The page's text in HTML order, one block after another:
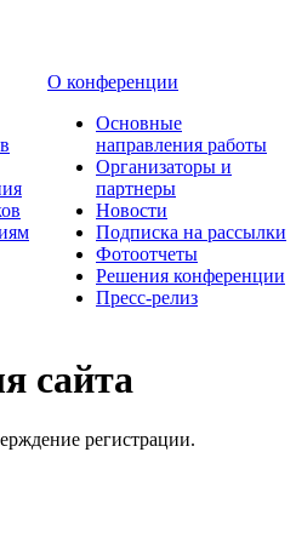
О конференции
Основные
направления работы
Организаторы и
партнеры
Новости
Подписка на рассылки
Фотоотчеты
Решения конференции
Пресс-релиз
сайта
регистрации.